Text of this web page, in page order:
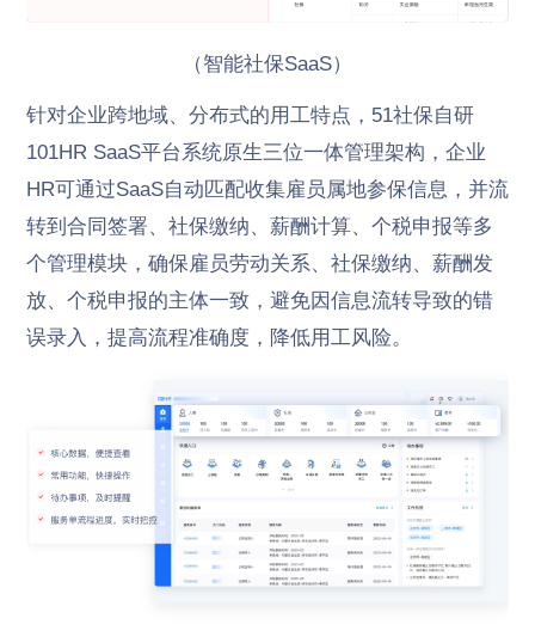
（智能社保SaaS）
针对企业跨地域、分布式的用工特点，51社保自研
101HR SaaS平台系统原生三位一体管理架构，企业
HR可通过SaaS自动匹配收集雇员属地参保信息，并流
转到合同签署、社保缴纳、薪酬计算、个税申报等多
个管理模块，确保雇员劳动关系、社保缴纳、薪酬发
放、个税申报的主体一致，避免因信息流转导致的错
误录入，提高流程准确度，降低用工风险。